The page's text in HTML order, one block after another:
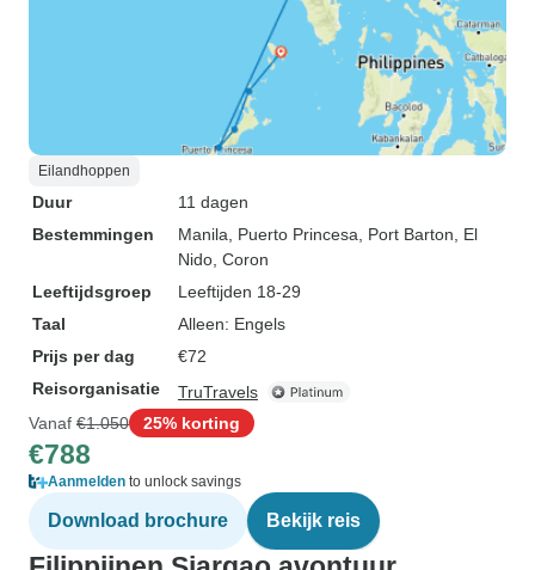
Eilandhoppen
Duur
11 dagen
Bestemmingen
Manila , Puerto Princesa , Port Barton , El
Nido , Coron
Leeftijdsgroep
Leeftijden 18-29
Taal
Alleen: Engels
Prijs per dag
€72
Reisorganisatie
TruTravels
Vanaf €1.050 25% korting
€788
Aanmelden to unlock savings
Download brochure Bekijk reis